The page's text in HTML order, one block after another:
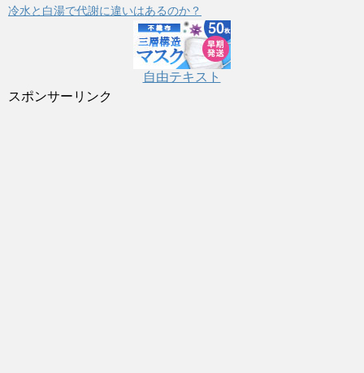
冷水と白湯で代謝に違いはあるのか？
自由テキスト
スポンサーリンク